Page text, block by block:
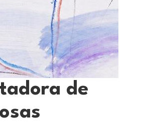
de